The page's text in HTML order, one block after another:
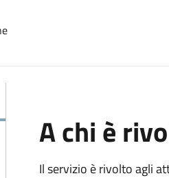
A chi è
Il servizio è rivolto agli